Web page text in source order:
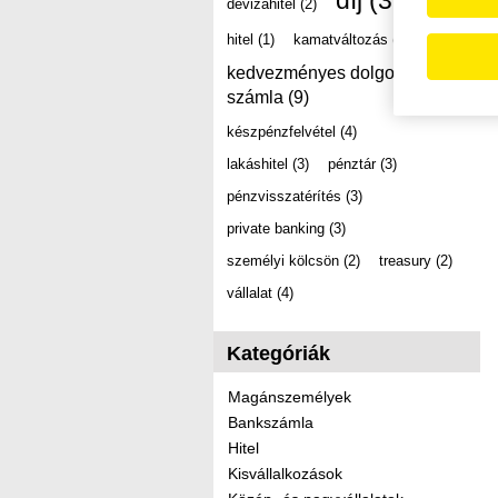
devizahitel (2)
hitel (1) kamatváltozás (2)
kedvezményes dolgozói
számla (9)
készpénzfelvétel (4)
lakáshitel (3) pénztár (3)
pénzvisszatérítés (3)
private banking (3)
személyi kölcsön (2) treasury (2)
vállalat (4)
Kategóriák
Magánszemélyek
Bankszámla
Hitel
Kisvállalkozások